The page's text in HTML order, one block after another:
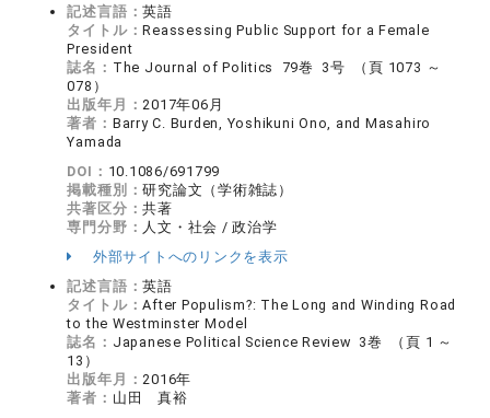
記述言語：英語
タイトル：Reassessing Public Support for a Female
President
誌名： The Journal of Politics 79巻 3号 （頁 1073 ～
078）
出版年月：2017年06月
著者： Barry C. Burden, Yoshikuni Ono, and Masahiro
Yamada
DOI： 10.1086/691799
掲載種別：研究論文（学術雑誌）
共著区分：共著
専門分野： 人文・社会 / 政治学
外部サイトへのリンクを表示
記述言語：英語
タイトル：After Populism?: The Long and Winding Road
to the Westminster Model
誌名： Japanese Political Science Review 3巻 （頁 1 ～
13）
出版年月：2016年
著者： 山田 真裕